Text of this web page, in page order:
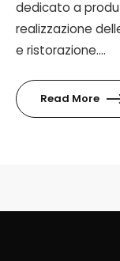
dedicato a
realizzazione
e ristorazione....
Read More